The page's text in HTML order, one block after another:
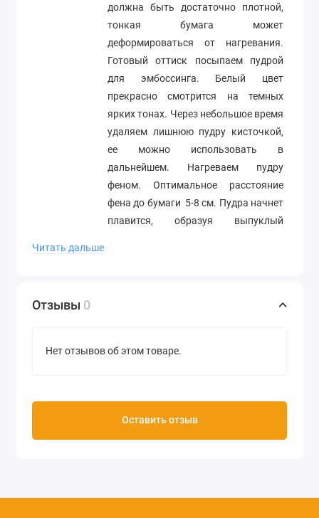
должна быть достаточно плотной,
тонкая бумага может
деформироваться от нагревания.
Готовый оттиск посыпаем пудрой
для эмбоссинга. Белый цвет
прекрасно смотрится на темных
ярких тонах. Через небольшое время
удаляем лишнюю пудру кисточкой,
ее можно использовать в
дальнейшем. Нагреваем пудру
феном. Оптимальное расстояние
фена до бумаги 5-8 см. Пудра начнет
плавится, образуя выпуклый
Читать дальше
Отзывы 0
Нет отзывов об этом товаре.
Оставить отзыв